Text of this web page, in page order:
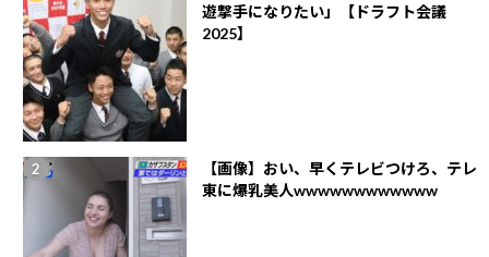
遊撃手になりたい」【ドラフト会議
2025】
【画像】おい、早くテレビつけろ、テレ
東に爆乳美人wwwwwwwwwwww